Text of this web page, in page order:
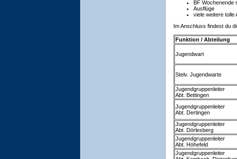
BF Wochenende
Ausflüge
viele weitere tolle
Im Anschluss findest du
Funktion / Abteilung
Jugendwart
Stelv. Jugendwarte
Jugendgruppenleiter
Abt. Bettingen
Jugendgruppenleiter
Abt. Dertingen
Jugendgruppenleiter
Abt. Dörlesberg
Jugendgruppenleiter
Abt. Höhefeld
Jugendgruppenleiter